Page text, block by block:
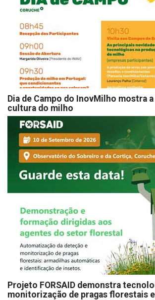
Dia de Campo do InovMilho mostra
cultura do milho
Projeto FORSAID demonstra
monitorização de pragas florestais